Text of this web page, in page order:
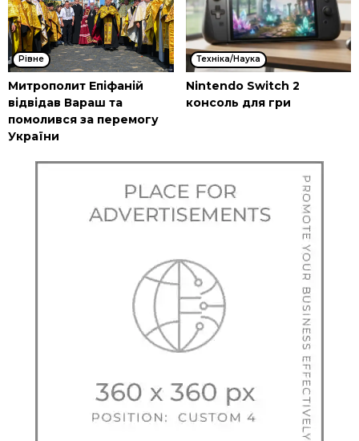
Рівне
Митрополит Епіфаній
відвідав Вараш та
помолився за перемогу
України
Техніка/Наука
Nintendo Switch 2
консоль для гри